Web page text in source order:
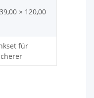
× 120,00
für